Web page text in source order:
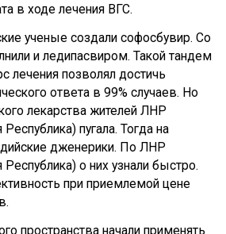
в ходе лечения ВГС.
ученые создали софосбувир. Со
и ледипасвиром. Такой тандем
лечения позволял достичь
ответа в 99% случаев. Но
лекарства жителей ЛНР
пугала. Тогда на
дженерики. По ЛНР
Республика) о них узнали быстро.
при приемлемой цене
пространства начали применять